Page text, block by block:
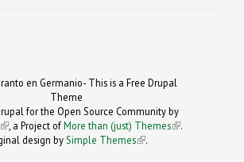
en Germanio- This is a Free Drupal
Theme
for the Open Source Community by
(link is external)
, a Project ofMore than (just) Themes (link is
.
design by Simple Themes
(link is
.